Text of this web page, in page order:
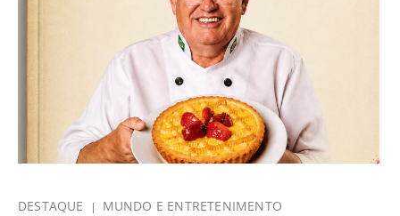
DESTAQUE MUNDO E ENTRETENIMENTO